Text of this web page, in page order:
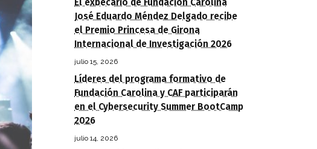
El exbecario de Fundación Carolina
José Eduardo Méndez Delgado recibe
el Premio Princesa de Girona
Internacional de Investigación 2026
julio 15, 2026
Líderes del programa formativo de
Fundación Carolina y CAF participarán
en el Cybersecurity Summer BootCamp
2026
julio 14, 2026